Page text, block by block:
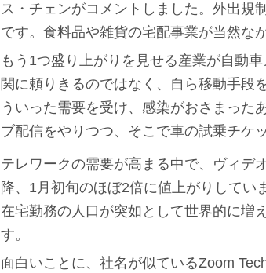
ス・チェンがコメントしました。外出規
です。食料品や雑貨の宅配事業が当然な
もう1つ盛り上がりを見せる産業が自動
関に頼りきるのではなく、自ら移動手段
ういった需要を受け、感染がおさまった
ブ配信をやりつつ、そこで車の試乗チケ
テレワークの需要が高まる中で、ヴィデ
降、1月初旬のほぼ2倍に値上がりしてい
在宅勤務の人口が突如として世界的に増
す。
面白いことに、社名が似ているZoom